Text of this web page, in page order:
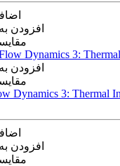
افزودن
افزودن
Dynamics 3: Thermal
افزودن